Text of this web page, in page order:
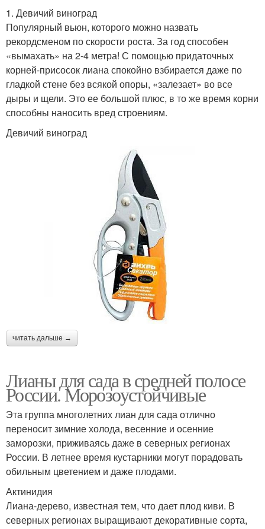
1. Девичий виноград
Популярный вьюн, которого можно назвать
рекордсменом по скорости роста. За год способен
«вымахать» на 2-4 метра! С помощью придаточных
корней-присосок лиана спокойно взбирается даже по
гладкой стене без всякой опоры, «залезает» во все
дыры и щели. Это ее большой плюс, в то же время корни
способны наносить вред строениям.
Девичий виноград
читать дальше →
Лианы для сада в средней полосе
России. Морозоустойчивые
Эта группа многолетних лиан для сада отлично
переносит зимние холода, весенние и осенние
заморозки, приживаясь даже в северных регионах
России. В летнее время кустарники могут порадовать
обильным цветением и даже плодами.
Актинидия
Лиана-дерево, известная тем, что дает плод киви. В
северных регионах выращивают декоративные сорта,